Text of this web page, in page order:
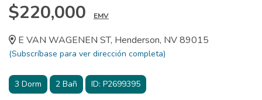
$220,000 EMV
E VAN WAGENEN ST, Henderson, NV 89015
(Subscríbase para ver dirección completa)
3 Dorm 2 Bañ ID: P2699395